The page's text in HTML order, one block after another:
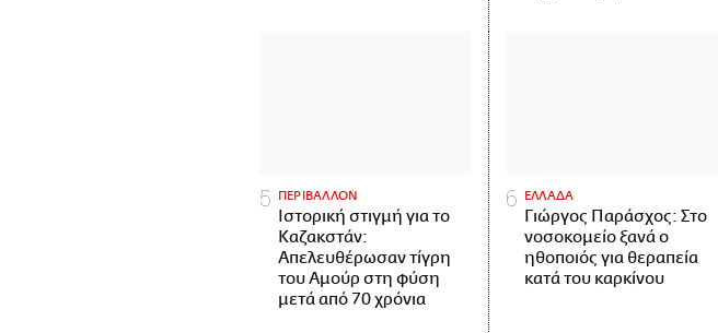
ΠΕΡΙΒΑΛΛΟΝ
Ιστορική στιγμή για το
Καζακστάν:
Απελευθέρωσαν τίγρη
του Αμούρ στη φύση
μετά από 70 χρόνια
ΕΛΛΑΔΑ
Γιώργος Παράσχος: Στο
νοσοκομείο ξανά ο
ηθοποιός για θεραπεία
κατά του καρκίνου